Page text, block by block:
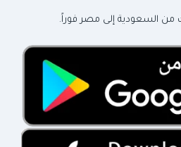
من السعودية إلى مصر فوراً.